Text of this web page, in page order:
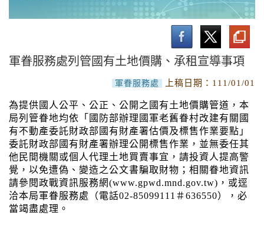
軍眷服務處列管國有土地價購、承租宣導事項
軍眷服務處 上稿日期： 111/01/01
為提供國人公平、公正、公開之國有土地價購管道，本
局列管眷地均依「國防部辦理國軍老舊眷村改建有關國
有不動產委託財政部國有財產署估價及標售作業要點」
委託財政部國有財產署辦理公開標售作業，並無委任其
他民間機關或個人代理土地買賣事宜，請投資人提高警
覺，以免遭偽、變造之公文書騙取財物；相關眷地資訊
請參閱政戰資訊服務網(www.gpwd.mnd.gov.tw)，或逕
洽本局軍眷服務處（電話02-85099111＃636550），必
當竭盡處理。